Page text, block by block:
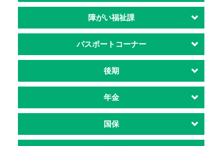
障がい福祉課
パスポートコーナー
後期
年金
国保